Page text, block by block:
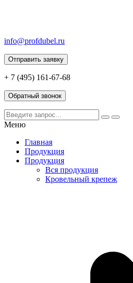
info@profdubel.ru
Отправить заявку
+ 7 (495) 161-67-68
Обратный звонок
Меню
Главная
Продукция
Продукция
Вся продукция
Кровельный крепеж